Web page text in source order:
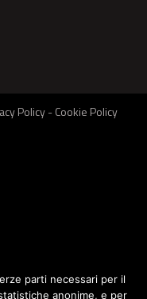
Policy-Cookie Policy
parti necessari per il
anonime, e per